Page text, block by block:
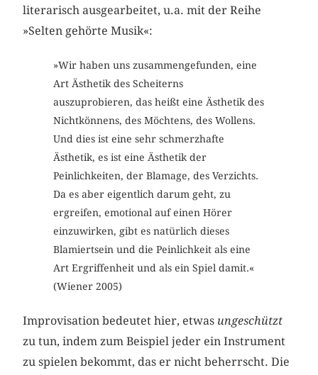
literarisch ausgearbeitet, u.a. mit der Reihe
»Selten gehörte Musik«:
»Wir haben uns zusammengefunden, eine
Art Ästhetik des Scheiterns
auszuprobieren, das heißt eine Ästhetik des
Nichtkönnens, des Möchtens, des Wollens.
Und dies ist eine sehr schmerzhafte
Ästhetik, es ist eine Ästhetik der
Peinlichkeiten, der Blamage, des Verzichts.
Da es aber eigentlich darum geht, zu
ergreifen, emotional auf einen Hörer
einzuwirken, gibt es natürlich dieses
Blamiertsein und die Peinlichkeit als eine
Art Ergriffenheit und als ein Spiel damit.«
(Wiener 2005)
Improvisation bedeutet hier, etwas ungeschützt
zu tun, indem zum Beispiel jeder ein Instrument
zu spielen bekommt, das er nicht beherrscht. Die